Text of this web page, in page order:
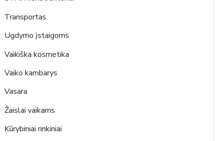
Transportas
Ugdymo įstaigoms
Vaikiška kosmetika
Vaiko kambarys
Vasara
Žaislai vaikams
Kūrybiniai rinkiniai